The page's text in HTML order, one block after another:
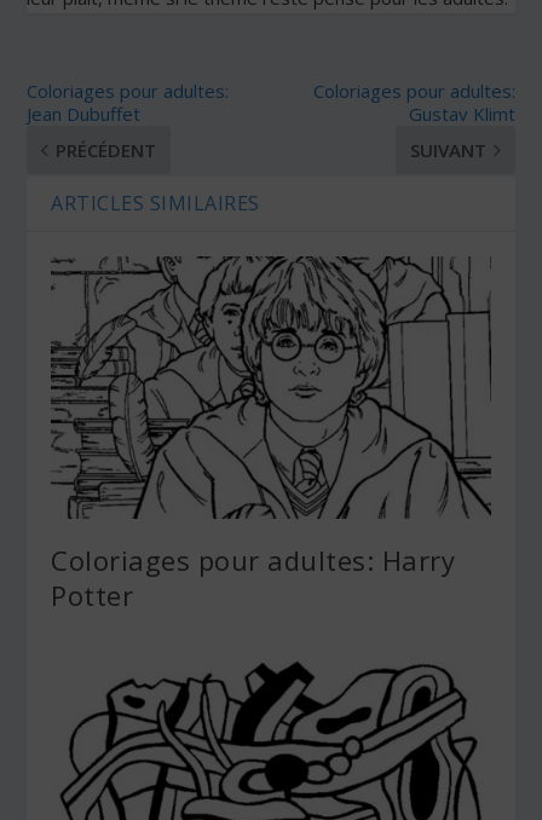
Coloriages pour adultes:
Jean Dubuffet
PRÉCÉDENT
Coloriages pour adultes:
Gustav Klimt
SUIVANT
ARTICLES SIMILAIRES
Coloriages pour adultes: Harry
Potter